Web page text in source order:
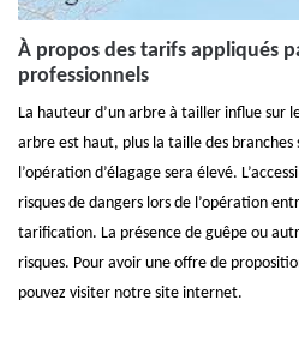
À propos des tarifs appliqués
professionnels
La hauteur d’un arbre à tailler influe sur
arbre est haut, plus la taille des
l’opération d’élagage sera élevé.
risques de dangers lors de l’opération
tarification. La présence de guêpe ou
risques. Pour avoir une offre de
pouvez visiter notre site internet.